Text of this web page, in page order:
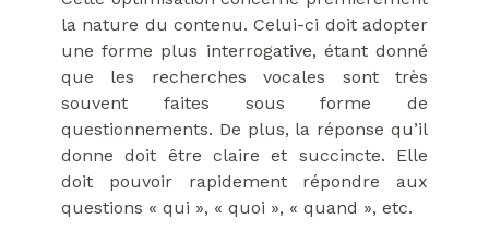
la nature du contenu. Celui-ci doit adopter
une forme plus interrogative, étant donné
que les recherches vocales sont très
souvent faites sous forme de
questionnements. De plus, la réponse qu’il
donne doit être claire et succincte. Elle
doit pouvoir rapidement répondre aux
questions « qui », « quoi », « quand », etc.